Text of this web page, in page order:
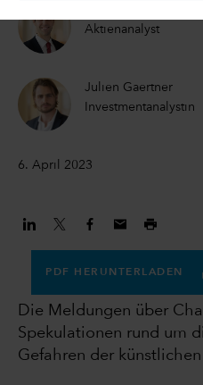
Aktienanalyst
Julien Gaertner
Investmentanalystin
6. April 2023
PDF HERUNTERLADEN
Die Meldungen über
Spekulationen rund um
Gefahren der